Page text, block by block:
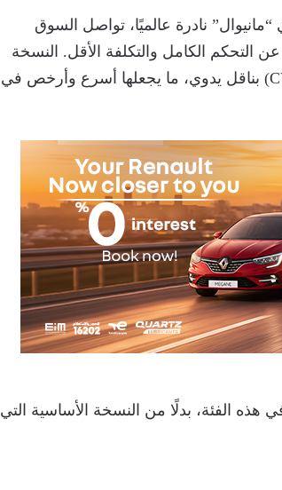
نادرة عالميًا، تواصل السوق
التحكم الكامل والتكلفة الأقل. النسخة
تستبدل ناقل الحركة الأوتوماتيكي (CVT) بناقل يدوي، ما يجعلها أسرع وأرخص في
105 حصان، وهو الأقوى في هذه الفئة، بدلًا من النسخة الأساسية التي